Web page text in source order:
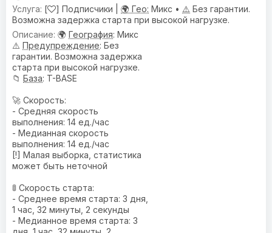
[
] Подписчики | 🌍 Гео: Микс • ⚠️ Без гарантии.
Возможна задержка старта при высокой нагрузке.
🌍 География: Микс
⚠️ Предупреждениe: Без
гарантии. Возможна задержка
старта при высокой нагрузке.
📁 База: T-BASE
🚀 Скорость:
- Средняя скорость
выполнения: 14 ед./час
- Медианная скорость
выполнения: 14 ед./час
[!] Малая выборка, статистика
может быть неточной
🚦 Скорость старта:
- Среднее время старта: 3 дня,
1 час, 32 минуты, 2 секунды
- Медианное время старта: 3